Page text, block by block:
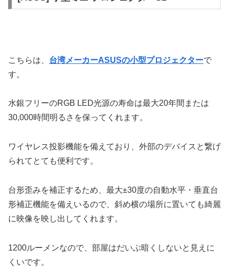
こちらは、 台湾メーカーASUSの小型プロジェクターで
す。
水銀フリーのRGB LED光源の寿命は最大20年間または
30,000時間明るさを保ってくれます。
ワイヤレス投影機能を備えており、外部のデバイスと繋げ
られてとても便利です。
台形歪みを補正するため、最大±30度の自動水平・垂直台
形補正機能を備えいるので、斜め横の場所に置いても綺麗
に映像を映し出してくれます。
1200ルーメンなので、部屋はだいぶ暗くしないと見えに
くいです。